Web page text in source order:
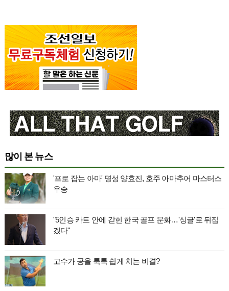
많이 본 뉴스
'프로 잡는 아마' 명성 양효진, 호주 아마추어 마스터스
우승
"5인승 카트 안에 갇힌 한국 골프 문화…'싱글'로 뒤집
겠다"
고수가 공을 툭툭 쉽게 치는 비결?